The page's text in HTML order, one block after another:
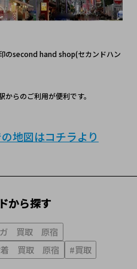
のsecond hand shop(セカンドハン
らのご利用が便利です。
地図はコチラより
から探す
ガ 買取 原宿
着 買取 原宿 #買取